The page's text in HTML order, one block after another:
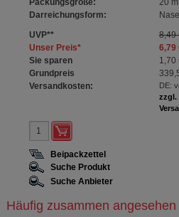
Packungsgröße:
20 ml
Darreichungsform:
UVP**
8,49
Unser Preis* 6,79
Sie sparen 1,70
Grundpreis
Versandkosten:
DE:
zzgl.
Beipackzettel
Suche Produkt
Suche Anbieter
Häufig zusammen angesehen